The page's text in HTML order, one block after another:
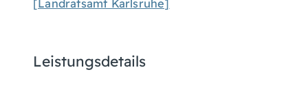
[Landratsamt Karlsruhe]
Leistungsdetails